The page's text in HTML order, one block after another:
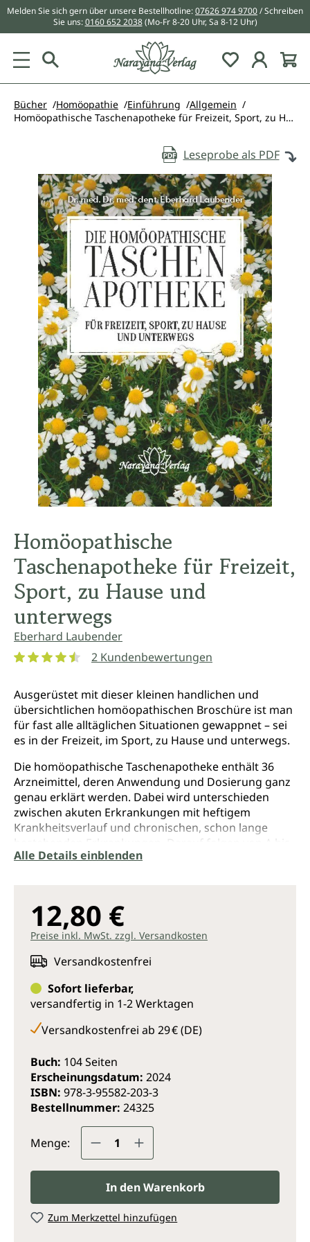
springen
Melden Sie sich gern über unsere Bestellhotline:07626 974 9700/ Schreiben
Sie uns:0160 652 2038 (Mo-Fr 8-20 Uhr, Sa 8-12 Uhr)
Du hast 0
Bücher Homöopathie Einführung
Allgemein
Homöopathische Taschenapotheke für Freizeit, Sport, zu Hause und unterwegs
Leseprobe als PDF
Bildergalerie überspringen
Homöopathische
Taschenapotheke für Freizeit,
Sport, zu Hause und
unterwegs
Eberhard Laubender
2 Kundenbewertungen
Ausgerüstet mit dieser kleinen handlichen und
übersichtlichen homöopathischen Broschüre ist man
für fast alle alltäglichen Situationen gewappnet – sei
es in der Freizeit, im Sport, zu Hause und unterwegs.
Die homöopathische Taschenapotheke enthält 36
Arzneimittel, deren Anwendung und Dosierung ganz
genau erklärt werden. Dabei wird unterschieden
zwischen akuten Erkrankungen mit heftigem
Krankheitsverlauf und chronischen, schon lange
bestehenden Erkrankungen. Darauf folgen von A bis
Z die einzelnen körperlichen und psychischen
Durchfallerkrankungen, Entzündungen, Frakturen,
Grippaler Infekt, Harnwegsinfekte, Insektenstiche,
Kopfschmerzen, Muskelkrämpfe, Nervosität,
und Zeckenbisse.
Diese Taschenapotheke zur homöopathischen
Selbstbehandlung ist so konzipiert, dass selbst der
Anfänger die vorgestellten Beschwerden und
Krankheitsbilder effizient behandeln kann.
Selbstbehandlung von Alltagsbeschwerden
wunderbar ist.
Alle Details einblenden
12,80 €
Preise inkl. MwSt. zzgl. Versandkosten
Versandkostenfrei
Sofort lieferbar,
versandfertig in 1-2 Werktagen
Versandkostenfrei ab 29 € (DE)
Buch: 104 Seiten
Erscheinungsdatum: 2024
ISBN: 978-3-95582-203-3
Bestellnummer: 24325
Menge: Produkt Anzahl: Gib den
In den Warenkorb
Zum Merkzettel hinzufügen